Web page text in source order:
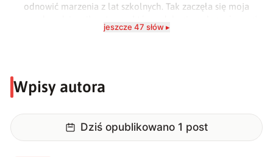
odnowić marzenia z lat szkolnych. Tak zaczęła się moja
do technologii, a szczególnie z tą starą jak discmany,
jeszcze 47 słów ▸
Wpisy autora
Dziś opublikowano 1 post